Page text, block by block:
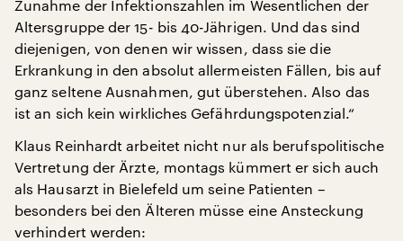
Zunahme der Infektionszahlen im Wesentlichen der
Altersgruppe der 15- bis 40-Jährigen. Und das sind
diejenigen, von denen wir wissen, dass sie die
Erkrankung in den absolut allermeisten Fällen, bis auf
ganz seltene Ausnahmen, gut überstehen. Also das
ist an sich kein wirkliches Gefährdungspotenzial.“
Klaus Reinhardt arbeitet nicht nur als berufspolitische
Vertretung der Ärzte, montags kümmert er sich auch
als Hausarzt in Bielefeld um seine Patienten –
besonders bei den Älteren müsse eine Ansteckung
verhindert werden: